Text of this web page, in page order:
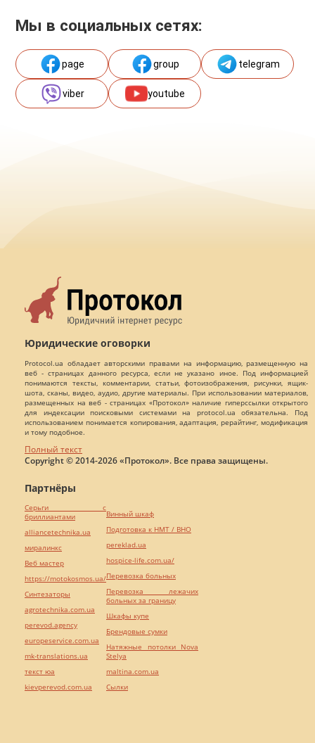
Мы в социальных сетях:
page group telegram
viber youtube
Юридические оговорки
Protocol.ua обладает авторскими правами на информацию, размещенную на
веб - страницах данного ресурса, если не указано иное. Под информацией
понимаются тексты, комментарии, статьи, фотоизображения, рисунки, ящик-
шота, сканы, видео, аудио, другие материалы. При использовании материалов,
размещенных на веб - страницах «Протокол» наличие гиперссылки открытого
для индексации поисковыми системами на protocol.ua обязательна. Под
использованием понимается копирования, адаптация, рерайтинг, модификация
и тому подобное.
Полный текст
Copyright © 2014-2026 «Протокол». Все права защищены.
Партнёры
Серьги с
бриллиантами
alliancetechnika.ua
миралинкс
Веб мастер
https://motokosmos.ua/
Синтезаторы
agrotechnika.com.ua
perevod.agency
europeservice.com.ua
mk-translations.ua
текст юа
kievperevod.com.ua
Винный шкаф
Подготовка к НМТ / ВНО
pereklad.ua
hospice-life.com.ua/
Перевозка больных
Перевозка лежачих
больных за границу
Шкафы купе
Брендовые сумки
Натяжные потолки Nova
Stelya
maltina.com.ua
Cылки